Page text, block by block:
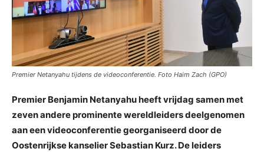
Premier Netanyahu tijdens de videoconferentie. Foto Haim Zach (GPO)
Premier Benjamin Netanyahu heeft vrijdag samen met
zeven andere prominente wereldleiders deelgenomen
aan een videoconferentie georganiseerd door de
Oostenrijkse kanselier Sebastian Kurz. De leiders